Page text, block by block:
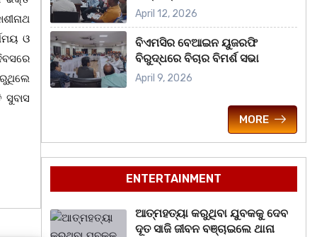
ଓ
ସୁବାସ
April 12, 2026
ବିଏମସିର ବେଆଇନ ୟୁଜରଫି
ବିରୁଦ୍ଧରେ ବିଚାର ବିମର୍ଶ ସଭା
April 9, 2026
MORE
ENTERTAINMENT
ଆତ୍ମହତ୍ୟା କରୁଥିବା ଯୁବକକୁ ଦେବ
ଦୂତ ସାଜି ଜୀବନ ବଞ୍ଚାଇଲେ ଥାନା